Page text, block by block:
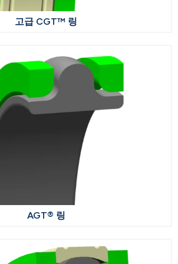
고급 CGT™ 링
AGT® 링